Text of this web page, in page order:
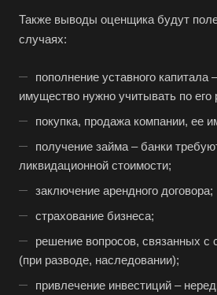
Также выводы оценщика будут
случаях:
пополнение уставного капитала
имущество нужно учитывать по его
покупка, продажа компании, ее
получение займа – банки
ликвидационной стоимости;
заключение арендного договора;
страхование бизнеса;
решение вопросов, связанных
(при разводе, наследовании);
привлечение инвестиций –